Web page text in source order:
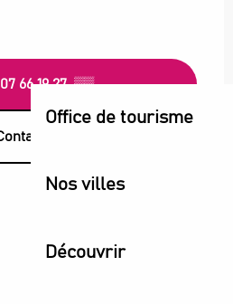
Office de tourisme
Nos villes
Découvrir
07 66 19 27▒▒
nous